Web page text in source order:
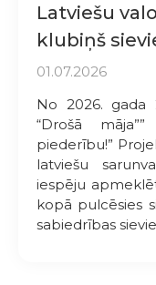
Latviešu
klubiņš
01.07.2026
No 2026. gada
“Drošā
piederību!”
latviešu
iespēju
kopā pulcēsies
sabiedrības